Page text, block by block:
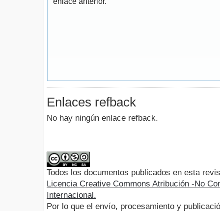
Enlaces refback
No hay ningún enlace refback.
Todos los documentos publicados en esta
Licencia Creative Commons Atribución -No
Internacional.
Por lo que el envío, procesamiento y